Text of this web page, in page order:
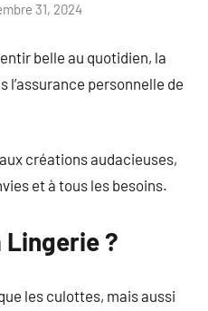
31, 2024
belle au quotidien, la
l’assurance personnelle de
créations audacieuses,
et à tous les besoins.
Lingerie ?
les culottes, mais aussi